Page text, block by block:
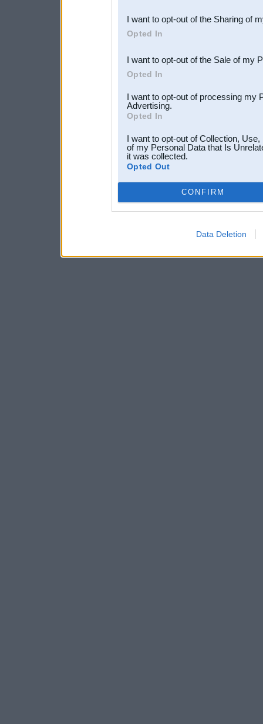
Downstream Participants
third parties.
I want to opt-out of the Sharing of
Opted In
I want to opt-out of the Sale of my
Opted In
I want to opt-out of processing my
Advertising.
Opted In
I want to opt-out of Collection,
of my Personal Data that Is
it was collected.
Opted Out
CONFIRM
Data Deletion